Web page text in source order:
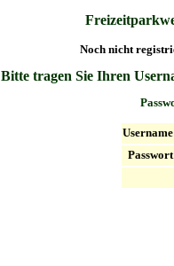
Noch nicht
Bitte tragen Sie Ihren